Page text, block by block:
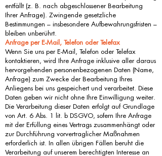
entfällt (z. B. nach abgeschlossener Bearbeitung
Ihrer Anfrage). Zwingende gesetzliche
Bestimmungen – insbesondere Aufbewahrungsfristen –
bleiben unberührt.
Anfrage per E-Mail, Telefon oder Telefax
Wenn Sie uns per E-Mail, Telefon oder Telefax
kontaktieren, wird Ihre Anfrage inklusive aller daraus
hervorgehenden personenbezogenen Daten (Name,
Anfrage) zum Zwecke der Bearbeitung Ihres
Anliegens bei uns gespeichert und verarbeitet. Diese
Daten geben wir nicht ohne Ihre Einwilligung weiter.
Die Verarbeitung dieser Daten erfolgt auf Grundlage
von Art. 6 Abs. 1 lit. b DSGVO, sofern Ihre Anfrage
mit der Erfüllung eines Vertrags zusammenhängt oder
zur Durchführung vorvertraglicher Maßnahmen
erforderlich ist. In allen übrigen Fällen beruht die
Verarbeitung auf unserem berechtigten Interesse an